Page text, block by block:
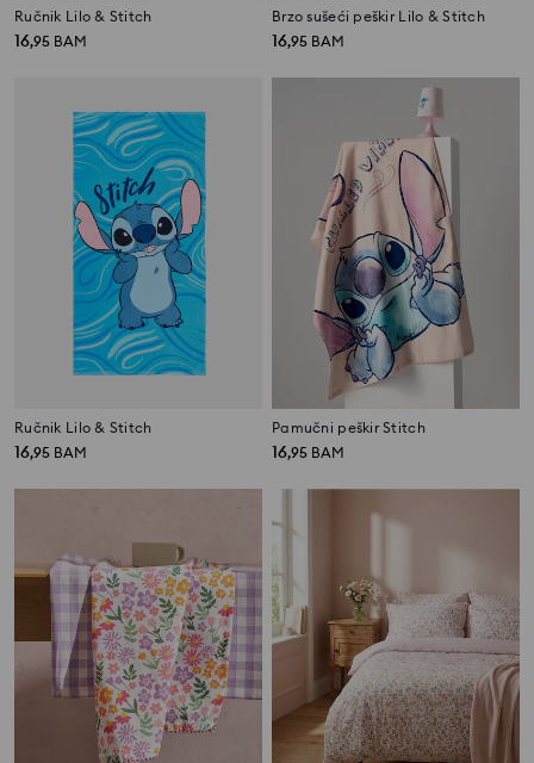
Ručnik Lilo & Stitch
16,95 BAM
Brzo sušeći peškir Lilo & Stitch
16,95 BAM
Ručnik Lilo & Stitch
16,95 BAM
Pamučni peškir Stitch
16,95 BAM